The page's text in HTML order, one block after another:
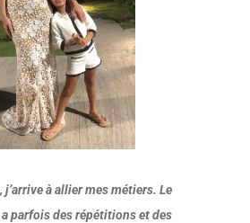
j’arrive à allier mes métiers. Le
a parfois des répétitions et des